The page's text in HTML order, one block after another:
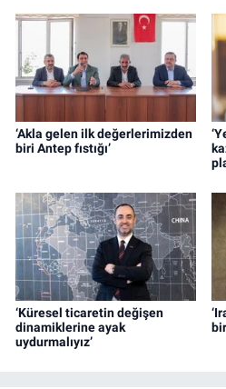
‘Akla gelen ilk değerlerimizden
biri Antep fıstığı’
‘Küresel ticaretin değişen
dinamiklerine ayak
uydurmalıyız’